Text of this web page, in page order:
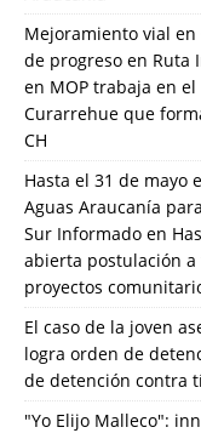
Mejoramiento vial en
de progreso en Ruta
en MOP trabaja en
Curarrehue que
CH
Hasta el 31 de mayo
Aguas Araucanía
Sur Informado en
abierta postulación
proyectos
El caso de la joven
logra orden de
de detención contra
"Yo Elijo Malleco":